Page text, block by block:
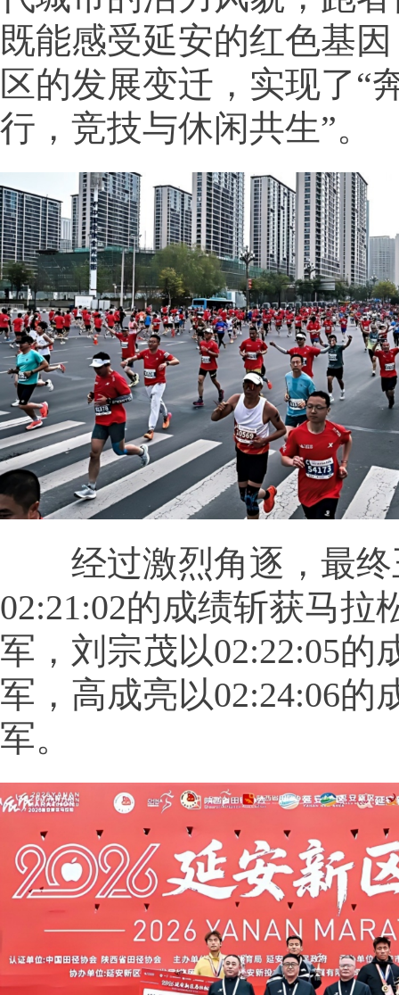
既能感受延安的红色基
区的发展变迁，实现了“
行，竞技与休闲共生”。
经过激烈角逐，最终
02:21:02的成绩斩获马拉
军，刘宗茂以02:22:05的
军，高成亮以02:24:06的
军。